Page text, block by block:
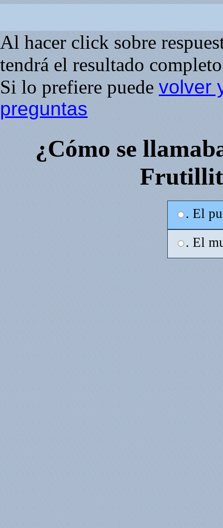
Al hacer click sobre
tendrá el resultado
Si lo prefiere puede volver
preguntas
¿Cómo se
. El
. El